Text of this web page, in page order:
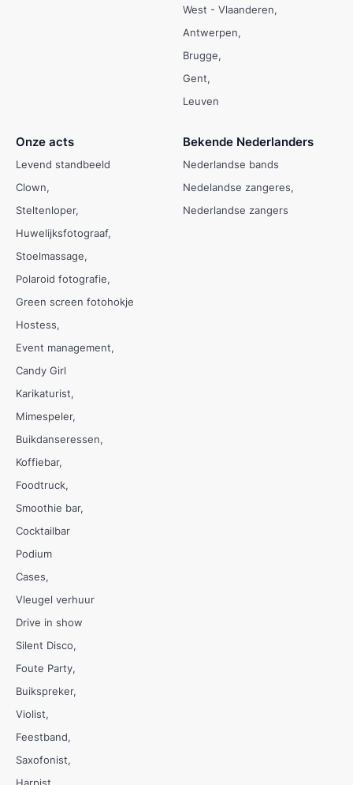
West - Vlaanderen
Antwerpen
Brugge
Gent
Leuven
Onze acts
Levend standbeeld
Clown
Steltenloper
Huwelijksfotograaf
Stoelmassage
Polaroid fotografie
Green screen fotohokje
Hostess
Event management
Candy Girl
Karikaturist
Mimespeler
Buikdanseressen
Koffiebar
Foodtruck
Smoothie bar
Cocktailbar
Podium
Cases
Vleugel verhuur
Drive in show
Silent Disco
Foute Party
Buikspreker
Violist
Feestband
Saxofonist
Bekende Nederlanders
Nederlandse bands
Nedelandse zangeres
Nederlandse zangers